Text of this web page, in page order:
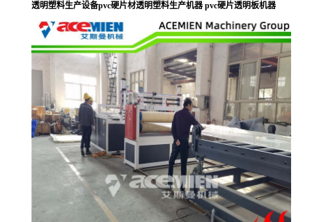
透明塑料生产设备pvc硬片材透明塑料生产机器 pvc硬片透明板机器